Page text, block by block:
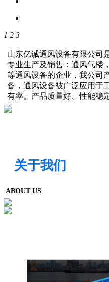
1 2 3
山东亿诚通风设备有限公司
专业生产及销售：通风气楼
等通风设备的企业，我公司
备，通风设备被广泛应用于
有率。产品质量好、性能稳
关于我们
ABOUT US